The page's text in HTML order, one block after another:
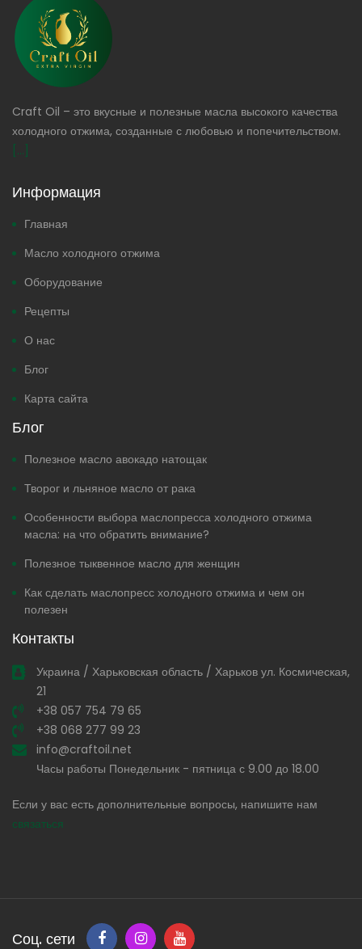
Craft Oil – это вкусные и полезные масла высокого качества
холодного отжима, созданные с любовью и попечительством.
[...]
Информация
Главная
Масло холодного отжима
Оборудование
Рецепты
О нас
Блог
Карта сайта
Блог
Полезное масло авокадо натощак
Творог и льняное масло от рака
Особенности выбора маслопресса холодного отжима
масла: на что обратить внимание?
Полезное тыквенное масло для женщин
Как сделать маслопресс холодного отжима и чем он
полезен
Контакты
Украина / Харьковская область / Харьков ул. Космическая,
21
+38 057 754 79 65
+38 068 277 99 23
info@craftoil.net
Часы работы Понедельник - пятница с 9.00 до 18.00
Если у вас есть дополнительные вопросы, напишите нам
связаться
Соц. сети